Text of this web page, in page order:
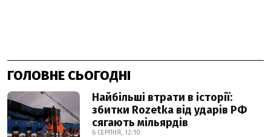
ГОЛОВНЕ СЬОГОДНІ
Найбільші втрати в історії:
збитки Rozetka від ударів РФ
сягають мільярдів
6 СЕРПНЯ, 12:10